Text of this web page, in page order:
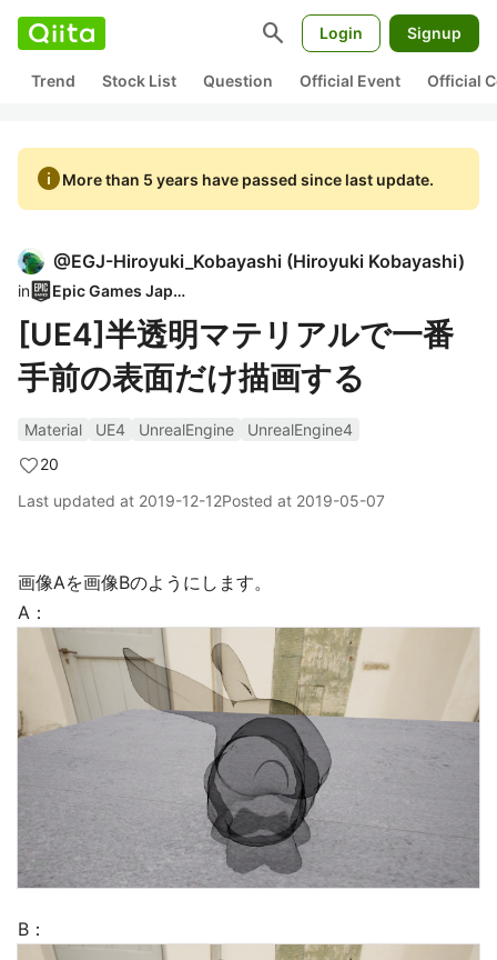
search Login Signup
Trend Stock List Question Official Event Official
infoMore than 5 years have passed since last update.
@EGJ-Hiroyuki_Kobayashi (Hiroyuki Kobayashi)
in Epic Games Japan
[UE4]半透明マテリアルで一番
手前の表面だけ描画する
Material UE4 UnrealEngine
UnrealEngine4
20
Last updated at 2019-12-12Posted at 2019-05-07
画像Aを画像Bのようにします。
A：
B：